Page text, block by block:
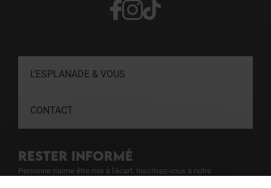
L'ESPLANADE & VOUS
CONTACT
RESTER INFORMÉ
Personne n'aime être mis à l'écart. Inscrivez-vous à notre